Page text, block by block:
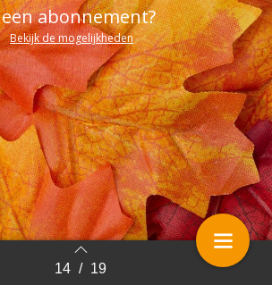
14 / 19
abonnement?
Bekijk de mogelijkheden